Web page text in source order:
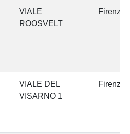
VIALE
ROOSVELT
Firenze
VIALE DEL
VISARNO 1
Firenze